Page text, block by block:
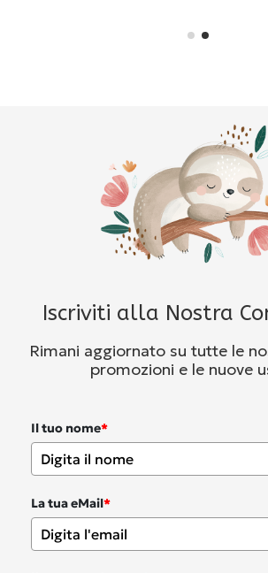
Iscriviti alla Nostra
Rimani aggiornato su tutte le
promozioni e le nuove
Il tuo nome*
La tua eMail*